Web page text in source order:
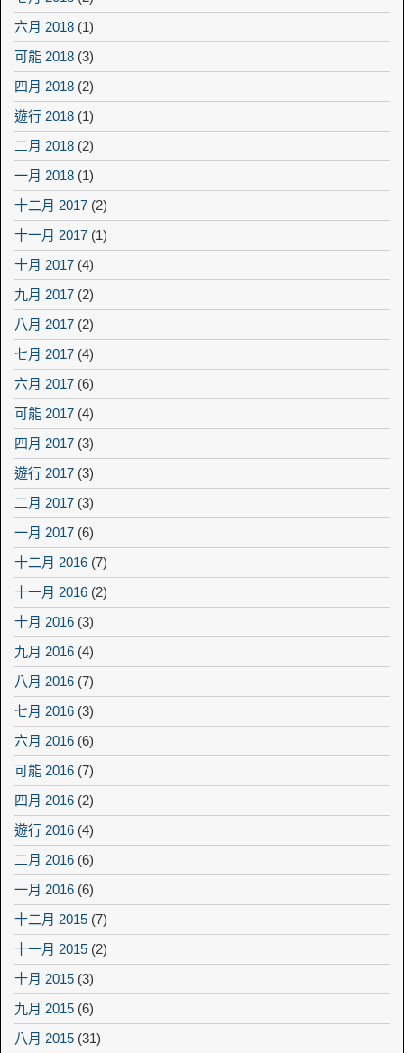
六月 2018 (1)
可能 2018 (3)
四月 2018 (2)
遊行 2018 (1)
二月 2018 (2)
一月 2018 (1)
十二月 2017 (2)
十一月 2017 (1)
十月 2017 (4)
九月 2017 (2)
八月 2017 (2)
七月 2017 (4)
六月 2017 (6)
可能 2017 (4)
四月 2017 (3)
遊行 2017 (3)
二月 2017 (3)
一月 2017 (6)
十二月 2016 (7)
十一月 2016 (2)
十月 2016 (3)
九月 2016 (4)
八月 2016 (7)
七月 2016 (3)
六月 2016 (6)
可能 2016 (7)
四月 2016 (2)
遊行 2016 (4)
二月 2016 (6)
一月 2016 (6)
十二月 2015 (7)
十一月 2015 (2)
十月 2015 (3)
九月 2015 (6)
八月 2015 (31)